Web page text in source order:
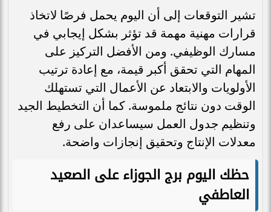
تشير التوقعات إلى أن اليوم يحمل فرصًا لاتخاذ
قرارات مهنية مهمة قد تؤثر بشكل إيجابي في
مسارك الوظيفي. ومن الأفضل التركيز على
المهام التي تحقق أكبر قيمة، مع إعادة ترتيب
الأولويات والابتعاد عن الأعمال التي تستهلك
الوقت دون نتائج ملموسة. كما أن التخطيط الجيد
وتنظيم جدول العمل سيساعدان على رفع
معدلات الإنتاج وتحقيق إنجازات واضحة.
حظك اليوم برج الجوزاء على الصعيد
العاطفي